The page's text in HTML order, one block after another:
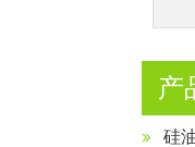
产
硅